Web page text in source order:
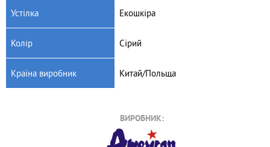
Устілка Екошкіра
Колір Сірий
Країна виробник Китай/Польща
ВИРОБНИК: